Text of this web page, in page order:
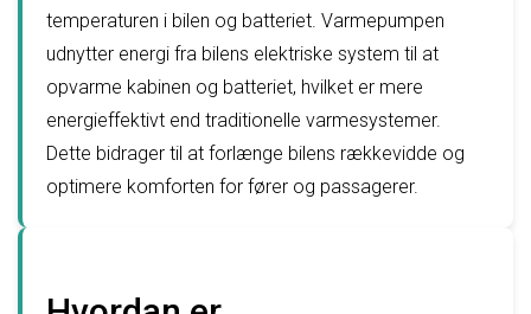
temperaturen i bilen og batteriet. Varmepumpen
udnytter energi fra bilens elektriske system til at
opvarme kabinen og batteriet, hvilket er mere
energieffektivt end traditionelle varmesystemer.
Dette bidrager til at forlænge bilens rækkevidde og
optimere komforten for fører og passagerer.